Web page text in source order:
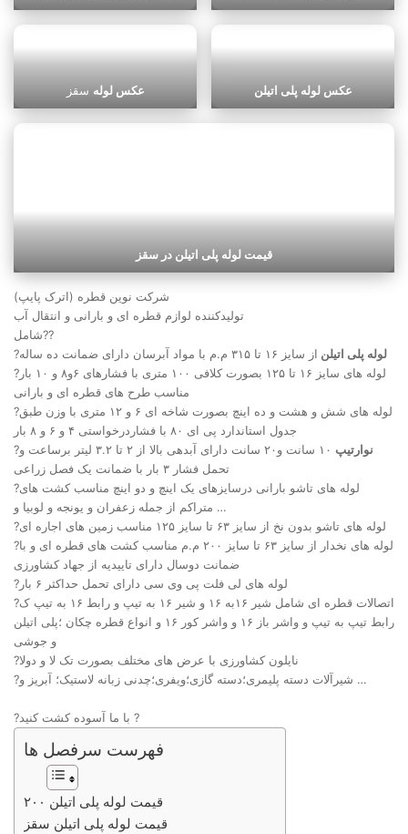
عکس لوله سقز عکس لوله پلی اتیلن
قیمت لوله پلی اتیلن در سقز
شرکت نوین قطره (اترک پایپ)
تولیدکننده لوازم قطره ای و بارانی و انتقال آب
شامل??
?
لوله پلی اتیلن از سایز ۱۶ تا ۳۱۵ م.م با مواد آبرسان دارای ضمانت ده ساله
?لوله های سایز ۱۶ تا ۱۲۵ بصورت کلافی ۱۰۰ متری با فشارهای ۶و۸ و ۱۰ بار
مناسب طرح های قطره ای و بارانی
?لوله های شش و هشت و ده اینچ بصورت شاخه ای ۶ و ۱۲ متری با وزن طبق
جدول استاندارد پی ای ۸۰ با فشاردرخواستی ۴ و ۶ و ۸ بار
?
نوارتیپ
۱۰ سانت و۲۰ سانت دارای آبدهی بالا از ۲ تا ۳.۲ لیتر برساعت و
تحمل فشار ۳ بار با ضمانت یک فصل زراعی
?لوله های تاشو بارانی درسایزهای یک اینچ و دو اینچ مناسب کشت های
متراکم از جمله زعفران و یونجه و لوبیا و …
?لوله های تاشو بدون نخ از سایز ۶۳ تا سایز ۱۲۵ مناسب زمین های اجاره ای
?لوله های نخدار از سایز ۶۳ تا سایز ۲۰۰ م.م مناسب کشت های قطره ای و با
ضمانت دوسال دارای تاییدیه از جهاد کشاورزی
?لوله های لی فلت پی وی سی دارای تحمل حداکثر ۶ بار
?اتصالات قطره ای شامل شیر ۱۶به ۱۶ و شیر ۱۶ به تیپ و رابط ۱۶ به تیپ ک
رابط تیپ به تیپ و واشر باز ۱۶ و واشر کور ۱۶ و انواع قطره چکان ؛پلی اتیلن
و جوشی
?نایلون کشاورزی با عرض های مختلف بصورت تک لا و دولا
?شیرآلات دسته پلیمری؛دسته گازی؛ویفری؛چدنی زبانه لاستیک؛ آبریز و …
?با ما آسوده کشت کنید ?
فهرست سرفصل ها
قیمت لوله پلی اتیلن ۲۰۰
قیمت لوله پلی اتیلن سقز